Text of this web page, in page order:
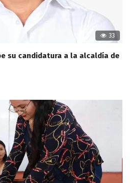
33
su candidatura a la alcaldía de